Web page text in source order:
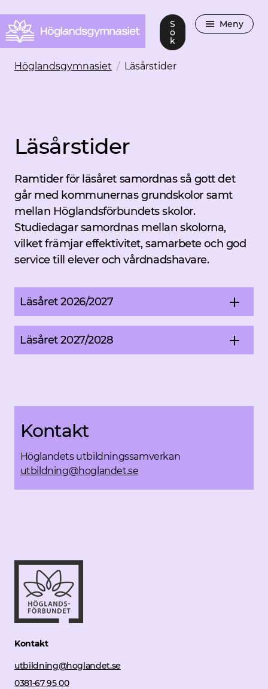
S
ö
k
Meny
Höglandsgymnasiet / Läsårstider
Läsårstider
Ramtider för läsåret samordnas så gott det
går med kommunernas grundskolor samt
mellan Höglandsförbundets skolor.
Studiedagar samordnas mellan skolorna,
vilket främjar effektivitet, samarbete och god
service till elever och vårdnadshavare.
Läsåret 2026/2027
Läsåret 2027/2028
Kontakt
Höglandets utbildningssamverkan
utbildning@hoglandet.se
Kontakt
utbildning@hoglandet.se
0381-67 95 00